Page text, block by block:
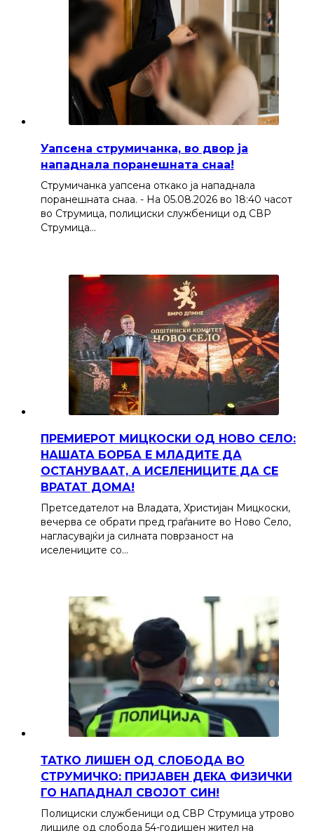
Уапсена струмичанка, во двор ја
нападнала поранешната снаа!
Струмичанка уапсена откако ја нападнала
поранешната снаа. - На 05.08.2026 во 18:40 часот
во Струмица, полициски службеници од СВР
Струмица…
ПРЕМИЕРОТ МИЦКОСКИ ОД НОВО СЕЛО:
НАШАТА БОРБА Е МЛАДИТЕ ДА
ОСТАНУВААТ, А ИСЕЛЕНИЦИТЕ ДА СЕ
ВРАТАТ ДОМА!
Претседателот на Владата, Христијан Мицкоски,
вечерва се обрати пред граѓаните во Ново Село,
нагласувајќи ја силната поврзаност на
иселениците со…
ТАТКО ЛИШЕН ОД СЛОБОДА ВО
СТРУМИЧКО: ПРИЈАВЕН ДЕКА ФИЗИЧКИ
ГО НАПАДНАЛ СВОЈОТ СИН!
Полициски службеници од СВР Струмица утрово
лишиле од слобода 54-годишен жител на